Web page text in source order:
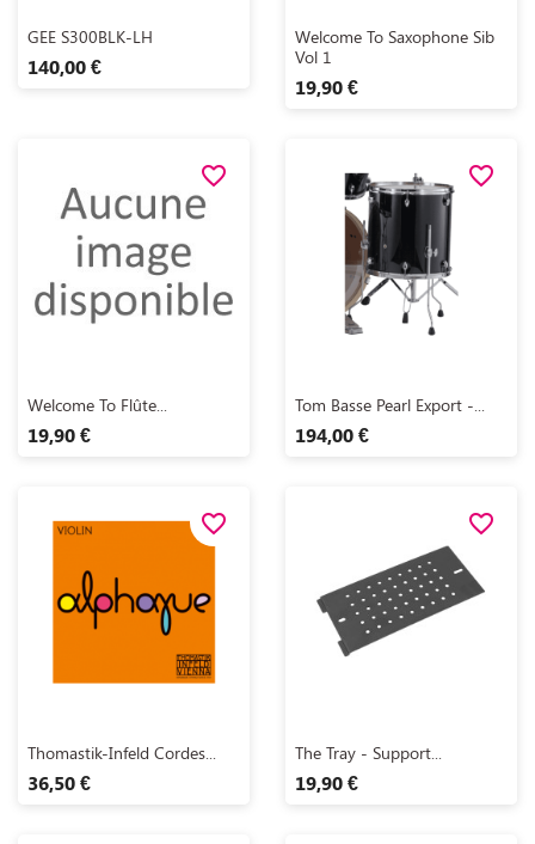
Aperçu rapide
GEE S300BLK-LH
140,00 €
 Aperçu rapide
Welcome To Saxophone Sib
Vol 1
19,90 €
 Aperçu rapide
Welcome To Flûte...
19,90 €
favorite_border
 Aperçu rapide
Tom Basse Pearl Export -...
194,00 €
favorite_border
Aperçu rapide
Thomastik-Infeld Cordes...
36,50 €
favorite_border
 Aperçu rapide
The Tray - Support...
19,90 €
favorite_border